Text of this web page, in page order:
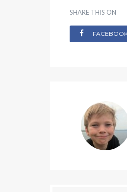
SHARE THIS ON